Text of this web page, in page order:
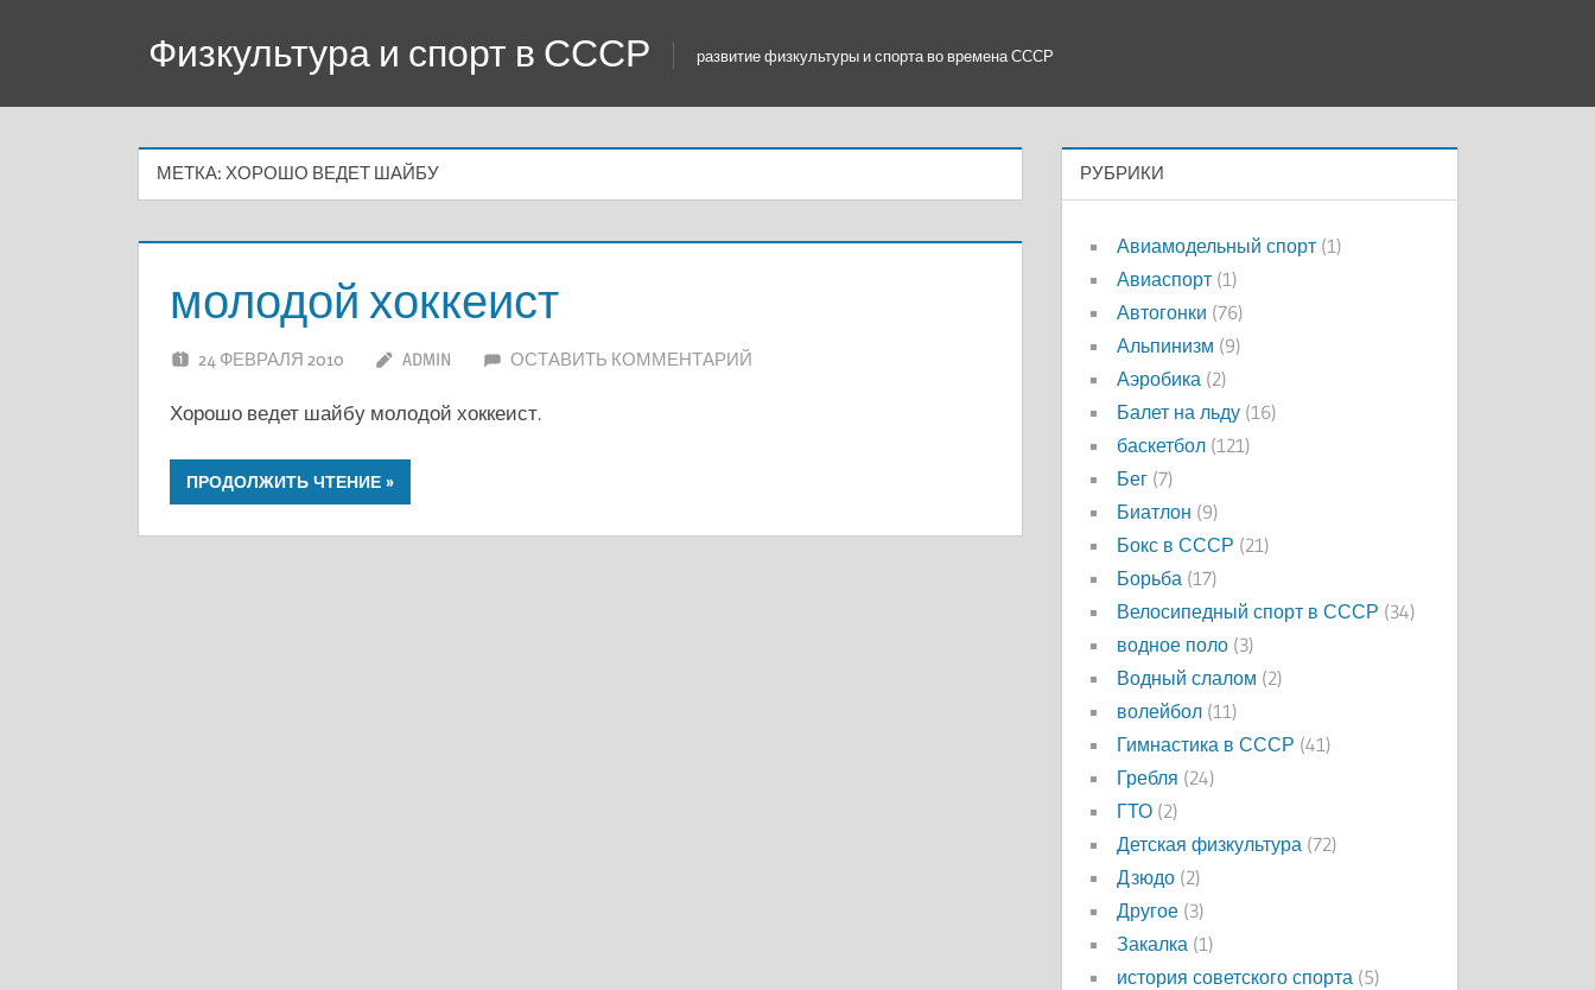
Физкультура и спорт в СССР развитие физкультуры и спорта во времена СССР
МЕТКА: ХОРОШО ВЕДЕТ ШАЙБУ
молодой хоккеист
24 ФЕВРАЛЯ 2010 ADMIN ОСТАВИТЬ КОММЕНТАРИЙ
Хорошо ведет шайбу молодой хоккеист.
ПРОДОЛЖИТЬ ЧТЕНИЕ
РУБРИКИ
Авиамодельный спорт (1)
Авиаспорт (1)
Автогонки (76)
Альпинизм (9)
Аэробика (2)
Балет на льду (16)
баскетбол (121)
Бег (7)
Биатлон (9)
Бокс в СССР (21)
Борьба (17)
Велосипедный спорт в СССР (34)
водное поло (3)
Водный слалом (2)
волейбол (11)
Гимнастика в СССР (41)
Гребля (24)
ГТО (2)
Детская физкультура (72)
Дзюдо (2)
Другое (3)
Закалка (1)
история советского спорта (5)